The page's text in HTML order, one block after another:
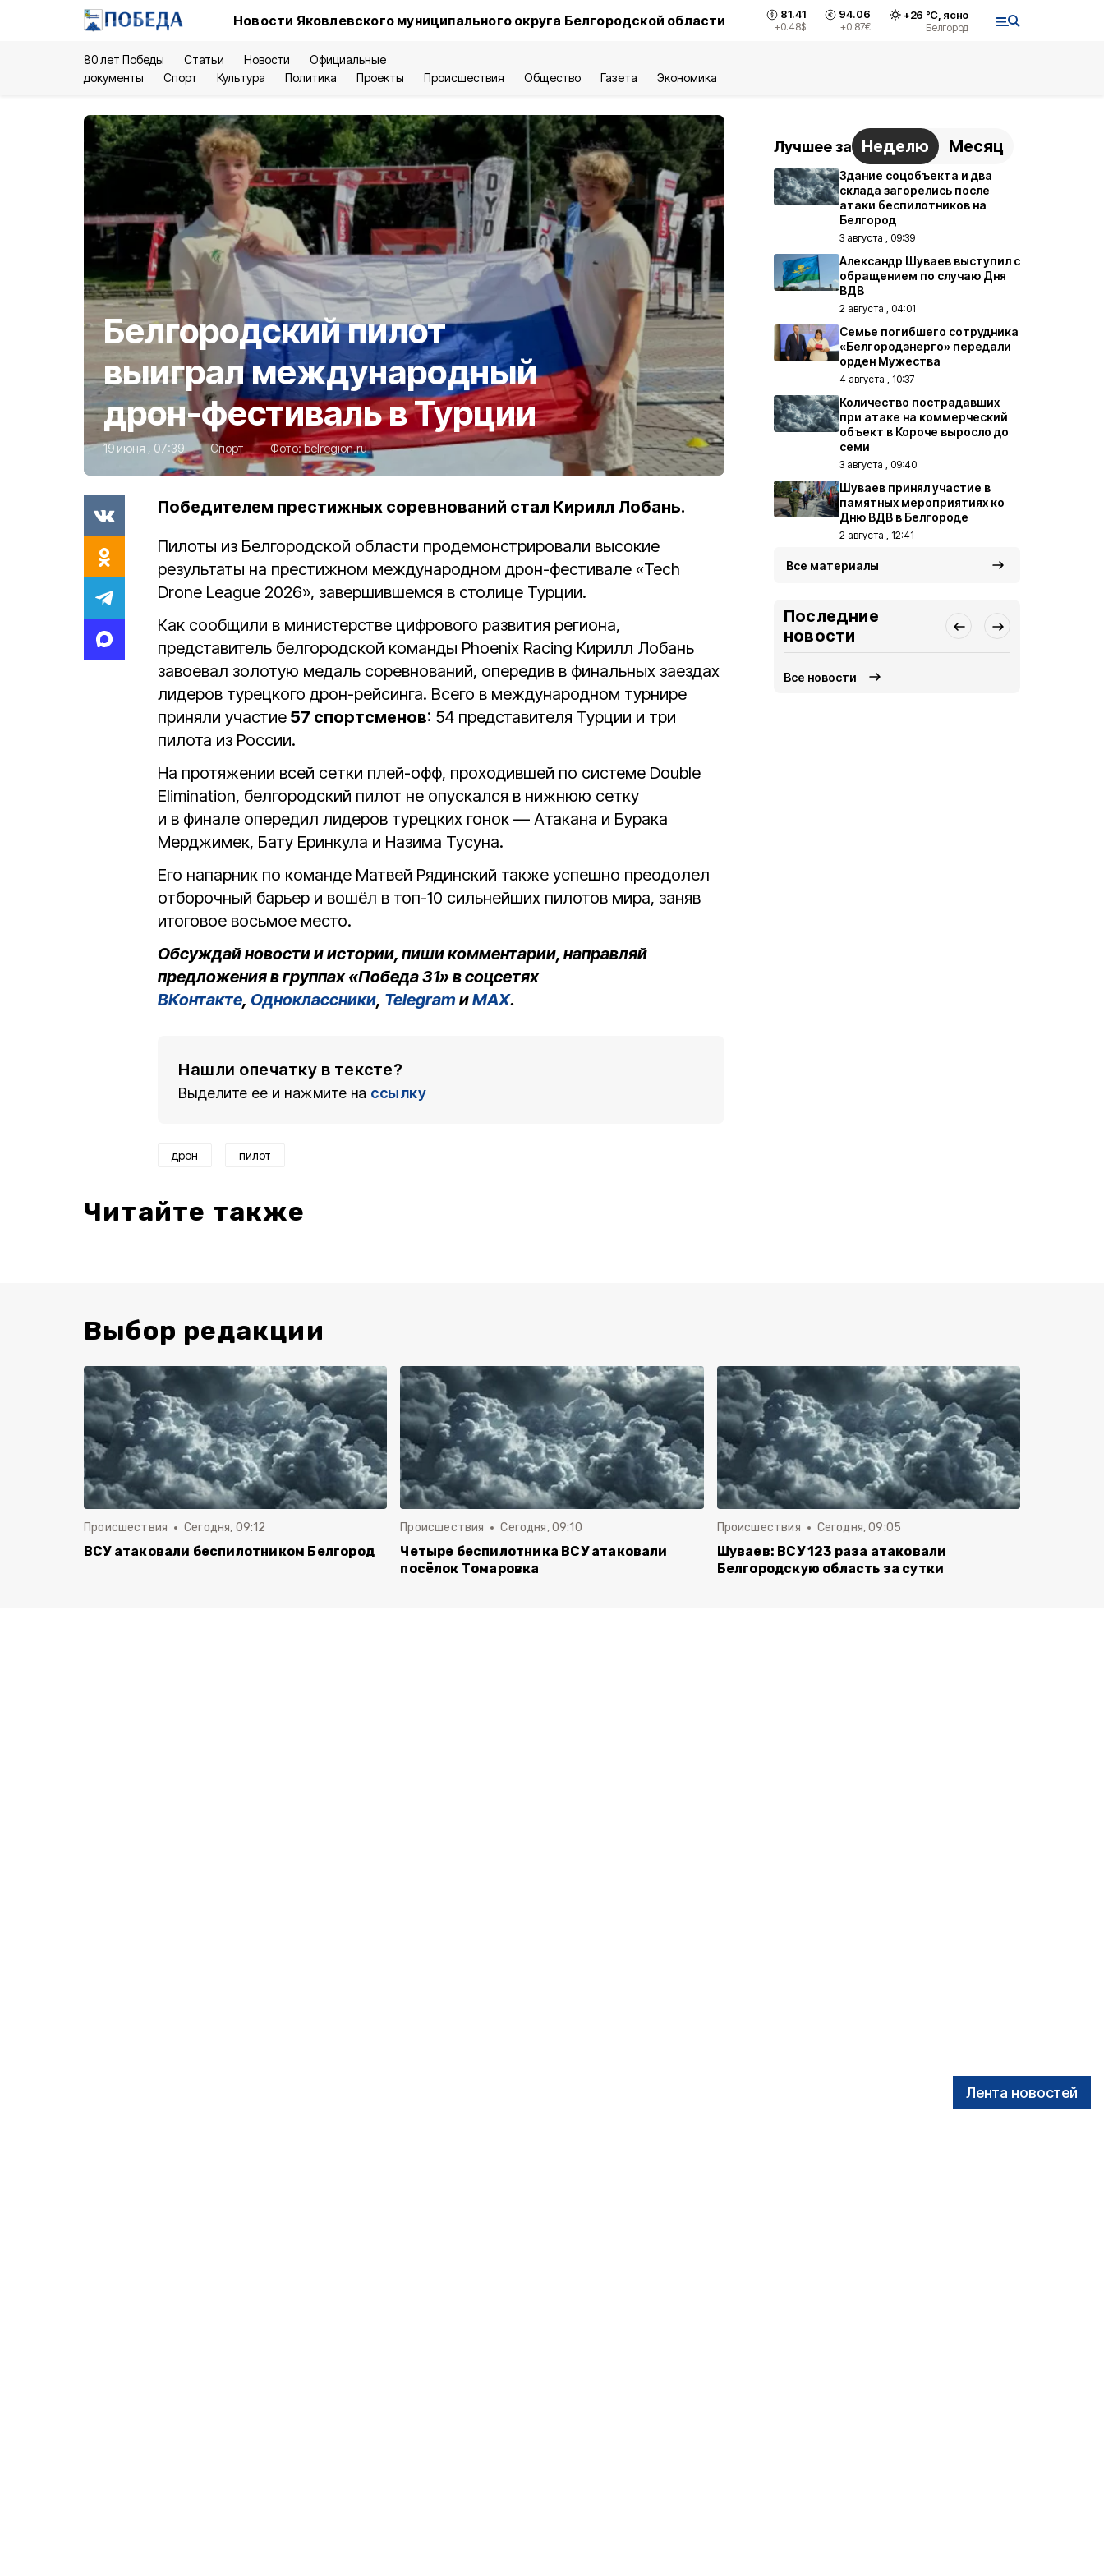
Новости Яковлевского муниципального округа Белгородской области 81.41
+0.48$
94.06
+0.87€
+26 °С, ясно
Белгород
80 лет Победы Статьи Новости
Официальные
документы
Спорт Культура Политика Проекты Происшествия Общество Газета Экономика
Лента новостей
Белгородский пилот
выиграл международный
дрон-фестиваль в Турции
19 июня , 07:39 Спорт Фото:belregion.ru
Победителем престижных соревнований стал Кирилл Лобань.
Пилоты из Белгородской области продемонстрировали высокие
результаты на престижном международном дрон-фестивале «Tech
Drone League 2026», завершившемся в столице Турции.
Как сообщили в министерстве цифрового развития региона,
представитель белгородской команды Phoenix Racing Кирилл Лобань
завоевал золотую медаль соревнований, опередив в финальных заездах
лидеров турецкого дрон-рейсинга. Всего в международном турнире
приняли участие 57 спортсменов: 54 представителя Турции и три
пилота из России.
На протяжении всей сетки плей-офф, проходившей по системе Double
Elimination, белгородский пилот не опускался в нижнюю сетку
и в финале опередил лидеров турецких гонок — Атакана и Бурака
Мерджимек, Бату Еринкула и Назима Тусуна.
Его напарник по команде Матвей Рядинский также успешно преодолел
отборочный барьер и вошёл в топ-10 сильнейших пилотов мира, заняв
итоговое восьмое место.
Обсуждай новости и истории, пиши комментарии, направляй
предложения в группах «Победа 31» в соцсетях
ВКонтакте, Одноклассники, Telegram иMAX.
Нашли опечатку в тексте?
Выделите ее и нажмите на ссылку
дрон пилот
Читайте также
Лучшее за Неделю Месяц
Здание соцобъекта и два
склада загорелись после
атаки беспилотников на
Белгород
3 августа , 09:39
Александр Шуваев выступил с
обращением по случаю Дня
ВДВ
2 августа , 04:01
Семье погибшего сотрудника
«Белгородэнерго» передали
орден Мужества
4 августа , 10:37
Количество пострадавших
при атаке на коммерческий
объект в Короче выросло до
семи
3 августа , 09:40
Шуваев принял участие в
памятных мероприятиях ко
Дню ВДВ в Белгороде
2 августа , 12:41
Все материалы
Последние
новости
Все новости
Выбор редакции
Происшествия Сегодня, 09:12
ВСУ атаковали беспилотником Белгород
Происшествия Сегодня, 09:10
Четыре беспилотника ВСУ атаковали
посёлок Томаровка
Происшествия Сегодня, 09:05
Шуваев: ВСУ 123 раза атаковали
Белгородскую область за сутки